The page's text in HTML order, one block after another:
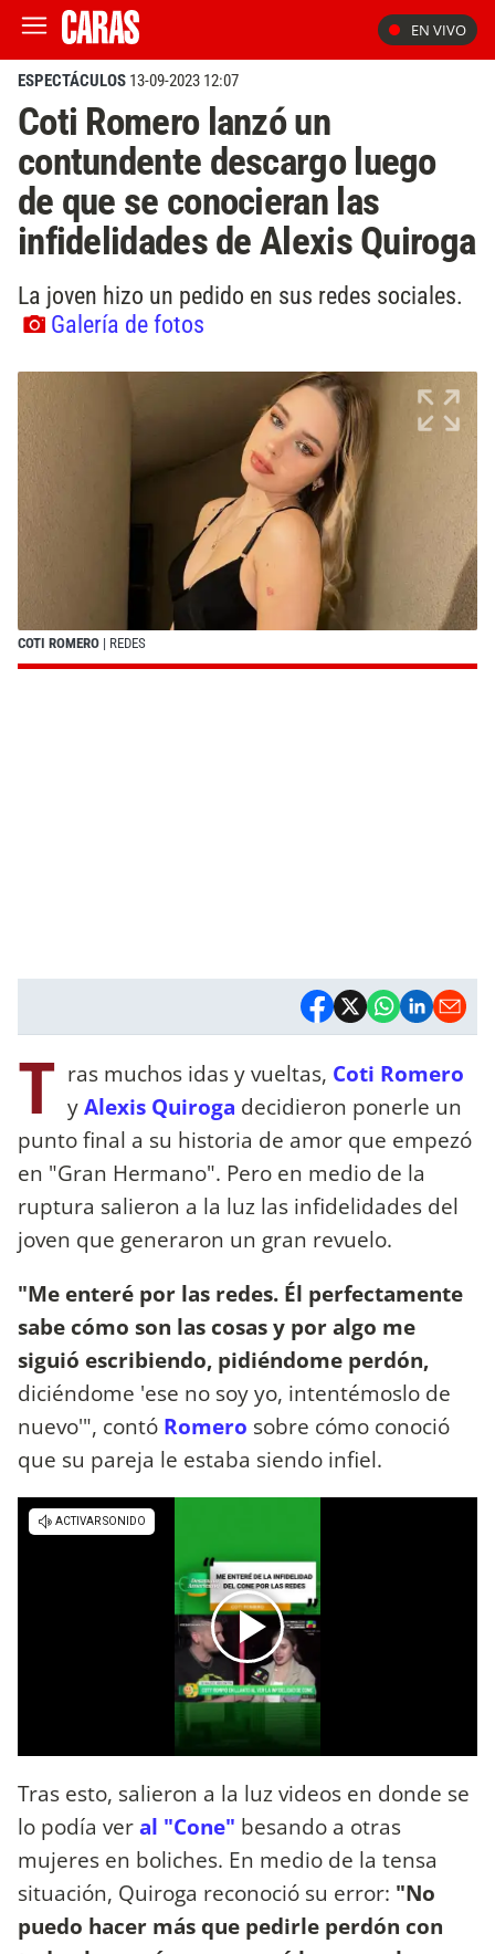
EN VIVO
ESPECTÁCULOS 13-09-2023 12:07
Coti Romero lanzó un
contundente descargo luego
de que se conocieran las
infidelidades de Alexis Quiroga
La joven hizo un pedido en sus redes sociales.
Galería de fotos
COTI ROMERO | REDES
T ras muchos idas y vueltas, Coti Romero
yAlexis Quiroga decidieron ponerle un
punto final a su historia de amor que empezó
en "Gran Hermano". Pero en medio de la
ruptura salieron a la luz las infidelidades del
joven que generaron un gran revuelo.
"Me enteré por las redes. Él perfectamente
sabe cómo son las cosas y por algo me
siguió escribiendo, pidiéndome perdón,
diciéndome 'ese no soy yo, intentémoslo de
nuevo'", contó Romero sobre cómo conoció
que su pareja le estaba siendo infiel.
Tras esto, salieron a la luz videos en donde se
lo podía veral "Cone" besando a otras
mujeres en boliches. En medio de la tensa
situación, Quiroga reconoció su error: "No
puedo hacer más que pedirle perdón con